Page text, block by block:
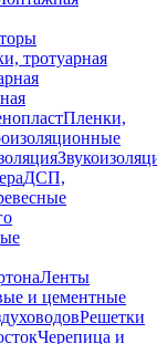
тротуарная
Пленки,
ДСП,
Ленты
и цементные
Решетки
Черепица и